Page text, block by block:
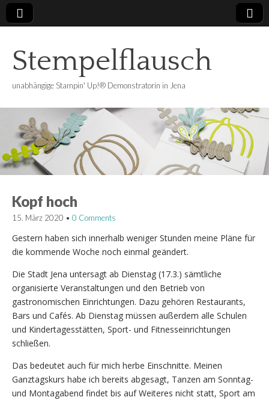
Stempelflausch
unabhängige Stampin' Up!® Demonstratorin in Jena
Kopf hoch
15. März 2020 • 0 Comments
Gestern haben sich innerhalb weniger Stunden meine Pläne für
die kommende Woche noch einmal geändert.
Die Stadt Jena untersagt ab Dienstag (17.3.) sämtliche
organisierte Veranstaltungen und den Betrieb von
gastronomischen Einrichtungen. Dazu gehören Restaurants,
Bars und Cafés. Ab Dienstag müssen außerdem alle Schulen
und Kindertagesstätten, Sport- und Fitnesseinrichtungen
schließen.
Das bedeutet auch für mich herbe Einschnitte. Meinen
Ganztagskurs habe ich bereits abgesagt, Tanzen am Sonntag-
und Montagabend findet bis auf Weiteres nicht statt, Sport am